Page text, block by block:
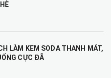
LÀM KEM SODA THANH MÁT,
CỰC ĐÃ